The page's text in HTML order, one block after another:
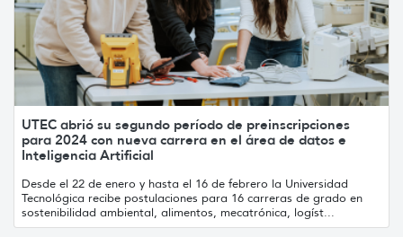
UTEC abrió su segundo período de preinscripciones
para 2024 con nueva carrera en el área de datos e
Inteligencia Artificial
Desde el 22 de enero y hasta el 16 de febrero la Universidad
Tecnológica recibe postulaciones para 16 carreras de grado en
sostenibilidad ambiental, alimentos, mecatrónica, logíst...